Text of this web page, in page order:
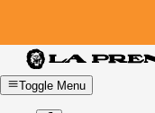
Toggle Menu